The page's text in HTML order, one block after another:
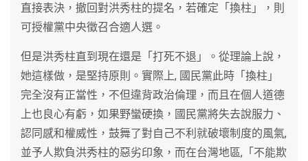
直接表決，撤回對洪秀柱的提名，若確定「換柱」，則
可授權黨中央徵召合適人選。
但是洪秀柱直到現在還是「打死不退」。從理論上說，
她這樣做，是堅持原則。實際上, 國民黨此時「換柱」
完全沒有正當性，不但違背政治倫理，而且在個人道德
上也良心有虧，如果野蠻硬換，國民黨將失去說服力、
認同感和權威性，鼓舞了對自己不利就破壞制度的風氣,
並予人欺負洪秀柱的惡劣印象，而在台灣地區,「不能欺